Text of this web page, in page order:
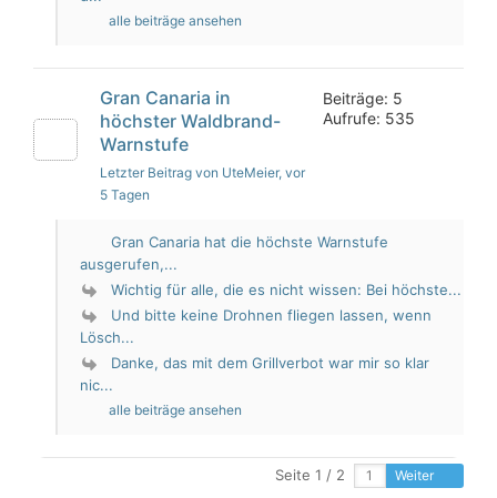
alle beiträge ansehen
Gran Canaria in
höchster Waldbrand-
Warnstufe
Letzter Beitrag von UteMeier, vor
5 Tagen
Beiträge: 5
Aufrufe: 535
Gran Canaria hat die höchste Warnstufe
ausgerufen,...
Wichtig für alle, die es nicht wissen: Bei höchste...
Und bitte keine Drohnen fliegen lassen, wenn
Lösch...
Danke, das mit dem Grillverbot war mir so klar
nic...
alle beiträge ansehen
Seite 1 / 2 Weiter